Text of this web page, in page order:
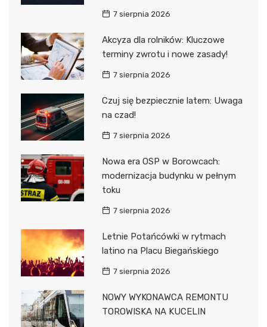
7 sierpnia 2026
Akcyza dla rolników: Kluczowe
terminy zwrotu i nowe zasady!
7 sierpnia 2026
Czuj się bezpiecznie latem: Uwaga
na czad!
7 sierpnia 2026
Nowa era OSP w Borowcach:
modernizacja budynku w pełnym
toku
7 sierpnia 2026
Letnie Potańcówki w rytmach
latino na Placu Biegańskiego
7 sierpnia 2026
NOWY WYKONAWCA REMONTU
TOROWISKA NA KUCELIN